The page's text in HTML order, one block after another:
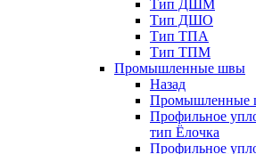
Тип ДШМ
Тип ДШО
Тип ТПА
Тип ТПМ
Промышленные швы
Назад
Промышленные
Профильное
тип Ёлочка
Профильное